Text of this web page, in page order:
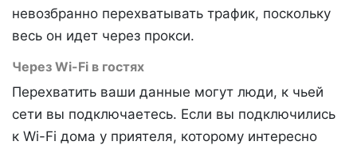
невозбранно перехватывать трафик, поскольку
весь он идет через прокси.
Через Wi-Fi в гостях
Перехватить ваши данные могут люди, к чьей
сети вы подключаетесь. Если вы подключились
к Wi-Fi дома у приятеля, которому интересно